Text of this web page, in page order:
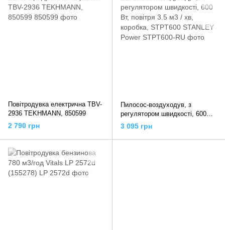
Повітродувка електрична TBV-
2936 TEKHMANN, 850599
2 790 грн
Пилосос-воздуходув, з
регулятором швидкості, 600
Вт, повітря 3.5 м3 / хв,
коробка, STPT600 STANLEY
Power
3 095 грн